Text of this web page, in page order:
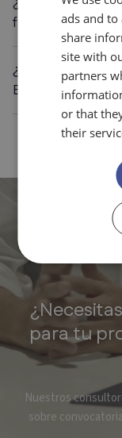
financiación EIC
¿Qué TRL se
EIC STEP Scale-
para tu
Nuestros
sobre
ads and
share
site with
partners
or that
their